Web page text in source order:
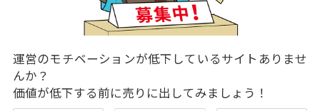
運営のモチベーションが低下しているサイトありませ
んか？
価値が低下する前に売りに出してみましょう！